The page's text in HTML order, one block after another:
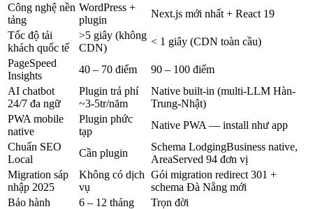
Công nghệ nền
tảng
WordPress +
plugin
Next.js mới nhất + React 19
Tốc độ tải
khách quốc tế
>5 giây (không
CDN)
< 1 giây (CDN toàn cầu)
PageSpeed
Insights
40 – 70 điểm
90 – 100 điểm
AI chatbot
24/7 đa ngữ
Plugin trả phí
~3-5tr/năm
Native built-in (multi-LLM Hàn-
Trung-Nhật)
PWA mobile
native
Plugin phức
tạp
Native PWA — install như app
Chuẩn SEO
Local
Cần plugin
Schema LodgingBusiness native,
AreaServed 94 đơn vị
Migration sáp
nhập 2025
Không có dịch
vụ
Gói migration redirect 301 +
schema Đà Nẵng mới
Bảo hành
6 – 12 tháng
Trọn đời